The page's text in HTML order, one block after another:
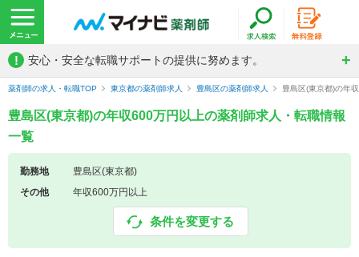
! 安心・安全な転職サポートの提供に努めます。
薬剤師の求人・転職TOP 東京都の薬剤師求人 豊島区の薬剤師求人 豊島区(東京都)の年
豊島区(東京都)の年収600万円以上の薬剤師求人・転職情報
一覧
勤務地
豊島区(東京都)
その他
年収600万円以上
条件を変更する